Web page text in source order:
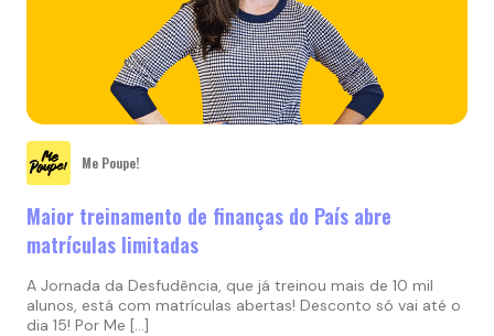
Me Poupe!
Maior treinamento de finanças do País abre
matrículas limitadas
A Jornada da Desfudência, que já treinou mais de 10 mil
alunos, está com matrículas abertas! Desconto só vai até o
dia 15! Por Me […]